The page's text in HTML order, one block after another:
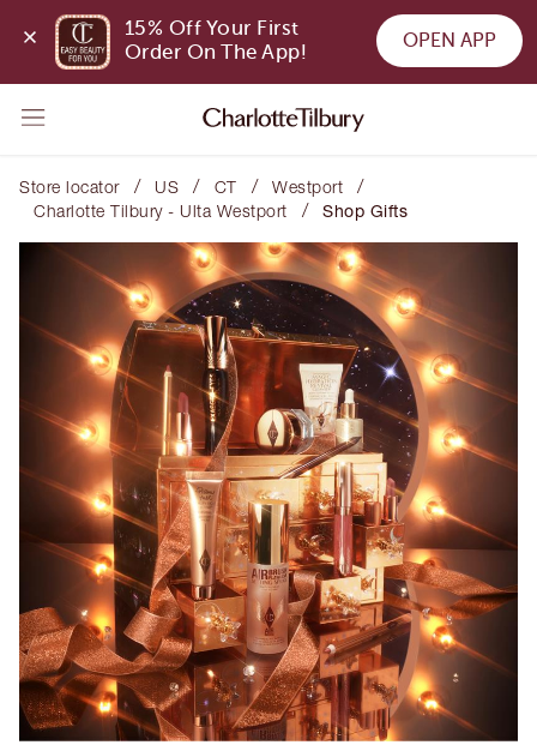
15% Off Your First
Order On The App!
OPEN APP
Store locator / US / CT / Westport /
Charlotte Tilbury - Ulta Westport / Shop Gifts